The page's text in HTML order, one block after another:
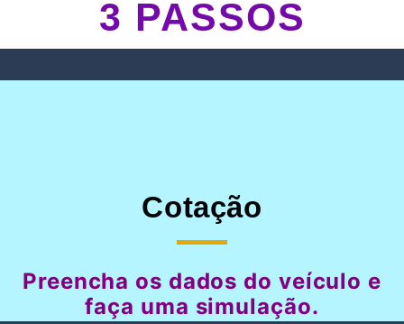
3 PASSOS
Cotação
Preencha os dados do veículo e
faça uma simulação.